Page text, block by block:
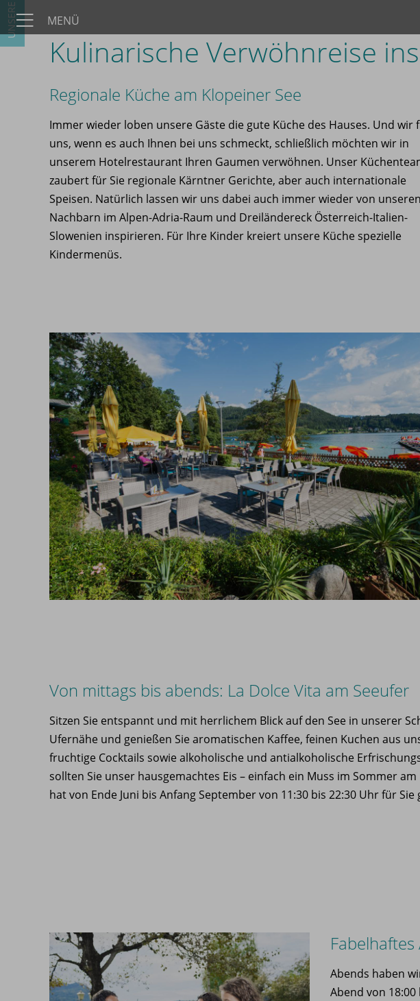
MENÜ
Kulinarische Verwöhnreise
Regionale Küche am Klopeiner See
Immer wieder loben unsere Gäste die gute Küche des Hauses. Und wir
uns, wenn es auch Ihnen bei uns schmeckt, schließlich möchten wir in
unserem Hotelrestaurant Ihren Gaumen verwöhnen. Unser
zaubert für Sie regionale Kärntner Gerichte, aber auch internationale
Speisen. Natürlich lassen wir uns dabei auch immer wieder von unseren
Nachbarn im Alpen-Adria-Raum und Dreiländereck Österreich-Italien-
Slowenien inspirieren. Für Ihre Kinder kreiert unsere Küche spezielle
Kindermenüs.
Von mittags bis abends: La Dolce Vita am Seeufer
Sitzen Sie entspannt und mit herrlichem Blick auf den See in unserer
Ufernähe und genießen Sie aromatischen Kaffee, feinen Kuchen aus
fruchtige Cocktails sowie alkoholische und antialkoholische
sollten Sie unser hausgemachtes Eis – einfach ein Muss im Sommer
hat von Ende Juni bis Anfang September von 11:30 bis 22:30 Uhr für Sie
Abends haben
Abend von